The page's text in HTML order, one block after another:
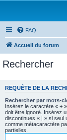
FAQ
Accueil du forum
Rechercher
REQUÊTE DE LA
Rechercher par mots-
Insérez le caractère « +
doit être ignoré. Insérez
discontinues « | » si seul
comme métacaractère
partielles.